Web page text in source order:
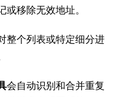
移除无效地址。
整个列表或特定细分进
会自动识别和合并重复